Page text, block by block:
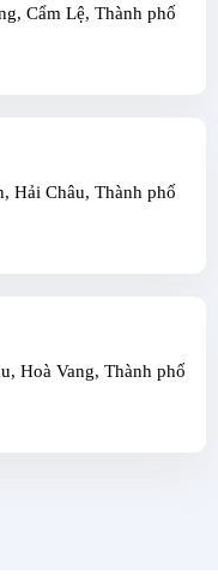
Cẩm Lệ, Thành phố
Hải Châu, Thành phố
Hoà Vang, Thành phố